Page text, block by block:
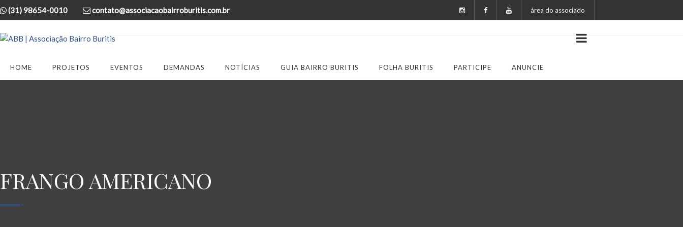
área do associado
(31) 98654-0010 contato@associacaobairroburitis.com.br
HOME PROJETOS EVENTOS DEMANDAS NOTÍCIAS GUIA BAIRRO BURITIS FOLHA BURITIS PARTICIPE ANUNCIE
FRANGO AMERICANO